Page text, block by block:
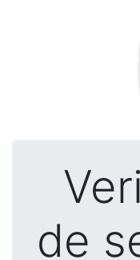
de